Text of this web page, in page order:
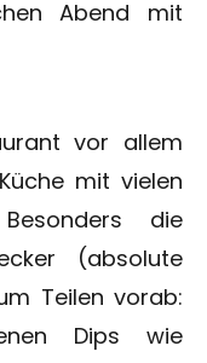
Abend mit
vor allem
mit vielen
die
(absolute
Teilen vorab:
Dips wie